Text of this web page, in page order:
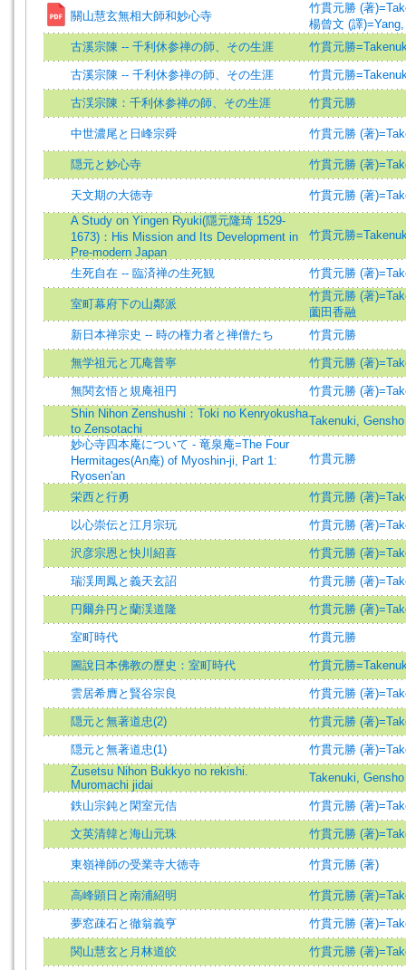
關山慧玄無相大師和妙心寺
竹貫元勝 (著
楊曾文 (譯
古溪宗陳 -- 千利休参禅の師、その生涯
竹貫元勝
古溪宗陳 -- 千利休参禅の師、その生涯 竹貫元勝
古渓宗陳：千利休参禅の師、その生涯 竹貫元勝
中世濃尾と日峰宗舜 竹貫元勝 (著
隠元と妙心寺 竹貫元勝 (著
天文期の大徳寺
竹貫元勝 (著
A Study on Yingen Ryuki(隱元隆琦 1529-
1673)：His Mission and Its Development in
Pre-modern Japan
竹貫元勝
生死自在 -- 臨済禅の生死観 竹貫元勝 (著
室町幕府下の山鄰派
竹貫元勝 (著
薗田香融
新日本禅宗史 -- 時の権力者と禅僧たち
竹貫元勝
無学祖元と兀庵普寧 竹貫元勝 (著
無関玄悟と規庵祖円
竹貫元勝 (著
Shin Nihon Zenshushi：Toki no Kenryokusha
to Zensotachi
Takenuki, Gensho
妙心寺四本庵について - 竜泉庵=The Four
Hermitages(An庵) of Myoshin-ji, Part 1:
Ryosen'an
竹貫元勝
栄西と行勇 竹貫元勝 (著
以心崇伝と江月宗玩 竹貫元勝 (著
沢彦宗恩と快川紹喜 竹貫元勝 (著
瑞渓周鳳と義天玄詔 竹貫元勝 (著
円爾弁円と蘭渓道隆 竹貫元勝 (著
室町時代 竹貫元勝
圖說日本佛教の歷史：室町時代 竹貫元勝
雲居希膺と賢谷宗良 竹貫元勝 (著
隠元と無著道忠(2) 竹貫元勝 (著
隠元と無著道忠(1)
竹貫元勝 (著
Zusetsu Nihon Bukkyo no rekishi.
Muromachi jidai
Takenuki, Gensho
鉄山宗鈍と閑室元佶 竹貫元勝 (著
文英清韓と海山元珠 竹貫元勝 (著
東嶺禅師の受業寺大徳寺 竹貫元勝 (著)
高峰顕日と南浦紹明 竹貫元勝 (著
夢窓疎石と徹翁義亨 竹貫元勝 (著
関山慧玄と月林道皎 竹貫元勝 (著